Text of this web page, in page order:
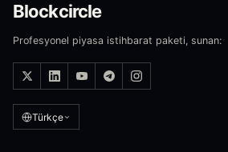
Blockcircle
Profesyonel piyasa istihbarat paketi, sunan:
Türkçe